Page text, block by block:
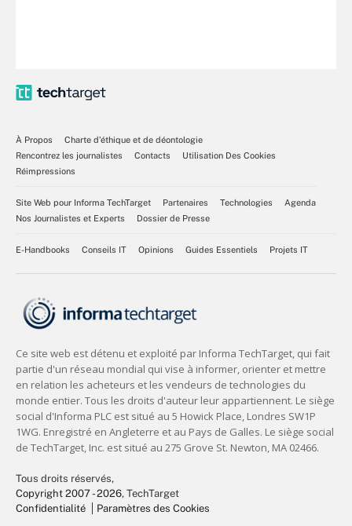
À Propos
Charte d’éthique et de déontologie
Rencontrez les journalistes
Contacts
Utilisation Des Cookies
Réimpressions
Site Web pour Informa TechTarget Partenaires Technologies
Agenda
Nos Journalistes et Experts
Dossier de Presse
E-Handbooks Conseils IT Opinions Guides Essentiels Projets IT
Tous droits réservés,
Copyright 2007 - 2026, TechTarget
Confidentialité
Paramètres des Cookies